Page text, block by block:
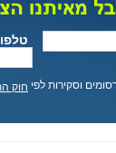
וסקירות לפי חוק